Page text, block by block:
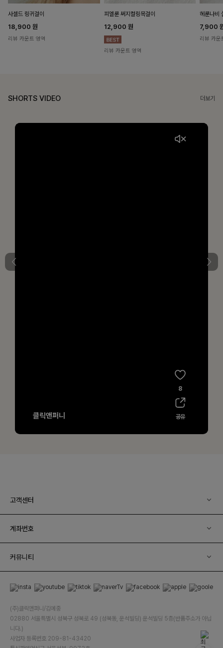
사셀드 링귀걸이
18,900 원
리뷰 카운트 영역
피엘룬 써지컬링목걸이
12,900 원
리뷰 카운트 영역
헤룬나비
7,900
리뷰 카운
SHORTS VIDEO 더보기
고객센터
계좌번호
커뮤니티
(주)클릭앤퍼니/김예중
02880 서울특별시 성북구 성북로 49 (성북동, 운석빌딩) 운석빌딩 5층(반품주소가 아닙
니다.)
사업자 등록번호 209-81-43420